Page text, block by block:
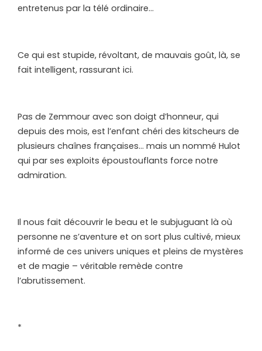
entretenus par la télé ordinaire…
Ce qui est stupide, révoltant, de mauvais goût, là, se
fait intelligent, rassurant ici.
Pas de Zemmour avec son doigt d’honneur, qui
depuis des mois, est l’enfant chéri des kitscheurs de
plusieurs chaînes françaises… mais un nommé Hulot
qui par ses exploits époustouflants force notre
admiration.
Il nous fait découvrir le beau et le subjuguant là où
personne ne s’aventure et on sort plus cultivé, mieux
informé de ces univers uniques et pleins de mystères
et de magie – véritable remède contre
l’abrutissement.
*